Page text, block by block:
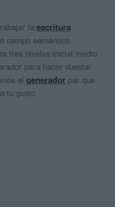
la escritura
campo semántico
tres niveles inicial medio
para hacer vuestar
el generador par que
tu gusto